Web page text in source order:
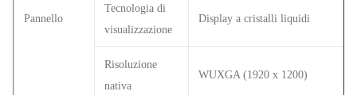
Pannello
Tecnologia di
visualizzazione
Display a cristalli liquidi
Risoluzione
nativa
WUXGA (1920 x 1200)